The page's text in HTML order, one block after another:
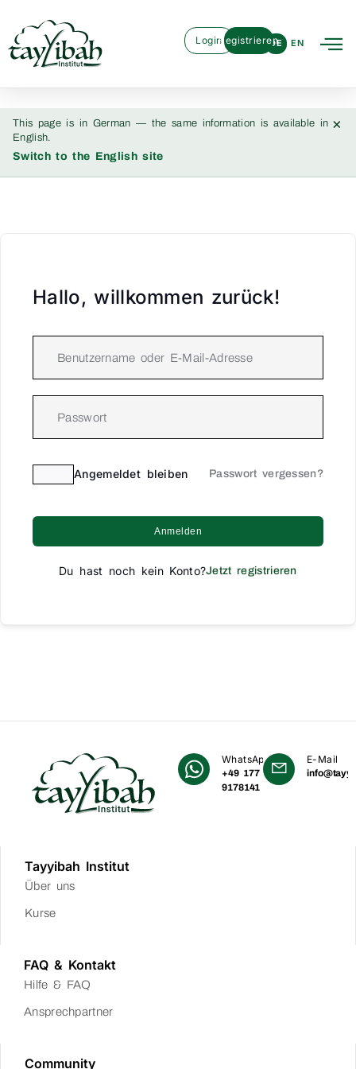
DE EN
LoginRegistrieren
This page is in German — the same information is available in
English.
Switch to the English site
×
Hallo, willkommen zurück!
Angemeldet bleiben Passwort vergessen?
Anmelden
Du hast noch kein Konto?Jetzt registrieren
WhatsApp
+49 177
9178141
E-Mail
Tayyibah Institut
Über uns
Kurse
FAQ & Kontakt
Hilfe & FAQ
Ansprechpartner
Community